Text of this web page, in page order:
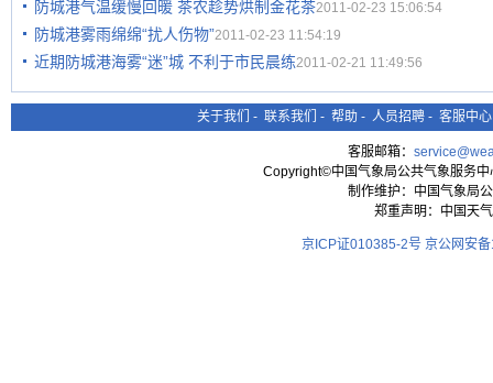
防城港气温缓慢回暖 茶农趁势烘制金花茶2011-02-23 15:06:54
防城港雾雨绵绵“扰人伤物”2011-02-23 11:54:19
近期防城港海雾“迷”城 不利于市民晨练2011-02-21 11:49:56
关于我们 - 联系我们 - 帮助 - 人员招聘 - 客服中心
客服邮箱：
Copyright©中国气象局公共气象服务
制作维护：中国气象局
郑重声明：中国天
京ICP证010385-2号 京公网安